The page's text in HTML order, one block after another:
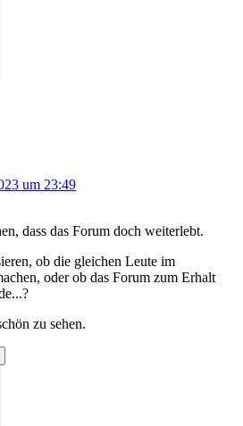
um 23:49
dass das Forum doch weiterlebt.
ob die gleichen Leute im
oder ob das Forum zum Erhalt
zu sehen.